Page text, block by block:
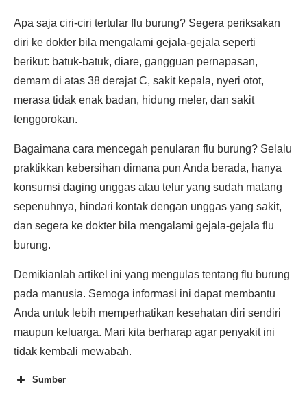
Apa saja ciri-ciri tertular flu burung? Segera periksakan
diri ke dokter bila mengalami gejala-gejala seperti
berikut: batuk-batuk, diare, gangguan pernapasan,
demam di atas 38 derajat C, sakit kepala, nyeri otot,
merasa tidak enak badan, hidung meler, dan sakit
tenggorokan.
Bagaimana cara mencegah penularan flu burung? Selalu
praktikkan kebersihan dimana pun Anda berada, hanya
konsumsi daging unggas atau telur yang sudah matang
sepenuhnya, hindari kontak dengan unggas yang sakit,
dan segera ke dokter bila mengalami gejala-gejala flu
burung.
Demikianlah artikel ini yang mengulas tentang flu burung
pada manusia. Semoga informasi ini dapat membantu
Anda untuk lebih memperhatikan kesehatan diri sendiri
maupun keluarga. Mari kita berharap agar penyakit ini
tidak kembali mewabah.
Sumber